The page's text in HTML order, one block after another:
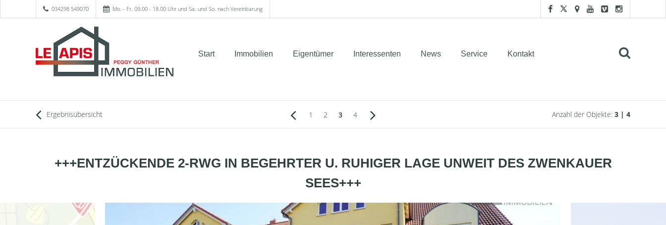
034298 549070 Mo. - Fr. 09.00 - 18.00 Uhr und Sa. und So. nach Vereinbarung
Start Immobilien Eigentümer Interessenten News Service Kontakt
Ergebnisübersicht 1 2 3 4 Anzahl der Objekte: 3 | 4
+++ENTZÜCKENDE 2-RWG IN BEGEHRTER U. RUHIGER LAGE UNWEIT DES ZWENKAUER
SEES+++